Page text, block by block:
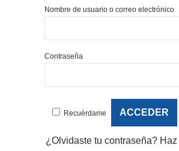
Nombre de usuario o correo electrónico
Contraseña
Recuérdame
¿Olvidaste tu contraseña? Haz